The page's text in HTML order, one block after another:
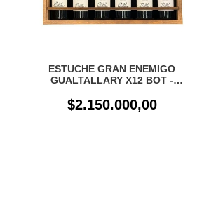
ESTUCHE GRAN ENEMIGO
GUALTALLARY X12 BOT -
$2.150.000,00